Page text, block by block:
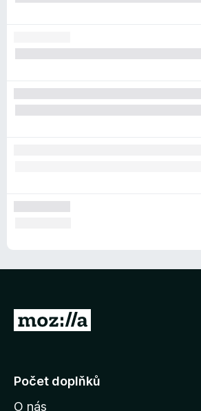
P
j
Počet doplňků
O nás